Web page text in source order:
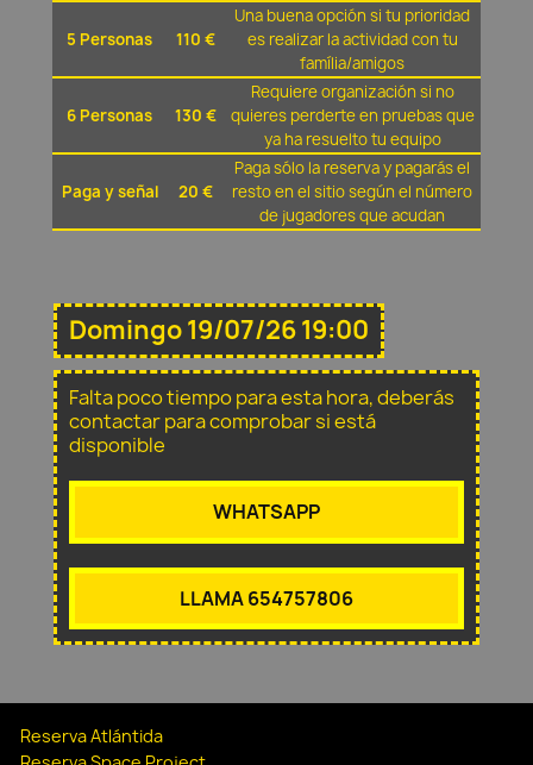
5 Personas 110 €
Una buena opción si tu prioridad
es realizar la actividad con tu
família/amigos
6 Personas 130 €
Requiere organización si no
quieres perderte en pruebas que
ya ha resuelto tu equipo
Paga y señal 20 €
Paga sólo la reserva y pagarás el
resto en el sitio según el número
de jugadores que acudan
Domingo 19/07/26 19:00
Falta poco tiempo para esta hora, deberás
contactar para comprobar si está
disponible
WHATSAPP
LLAMA 654757806
Reserva Atlántida